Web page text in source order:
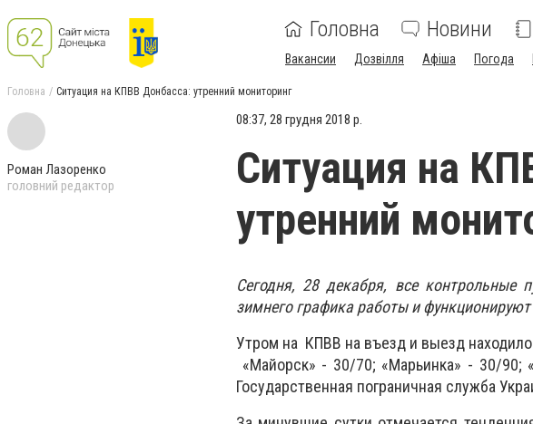
Головна Новини
Вакансии Дозвілля Афіша Погода
Головна Ситуация на КПВВ Донбасса: утренний мониторинг
Роман Лазоренко
головний редактор
08:37, 28 грудня 2018 р.
Ситуация на
утренний
Сегодня, 28 декабря, все контрольные
зимнего графика работы и
Утром на КПВВ на въезд и выезд
«Майорск» - 30/70; «Марьинка» - 30/90;
Государственная пограничная служба